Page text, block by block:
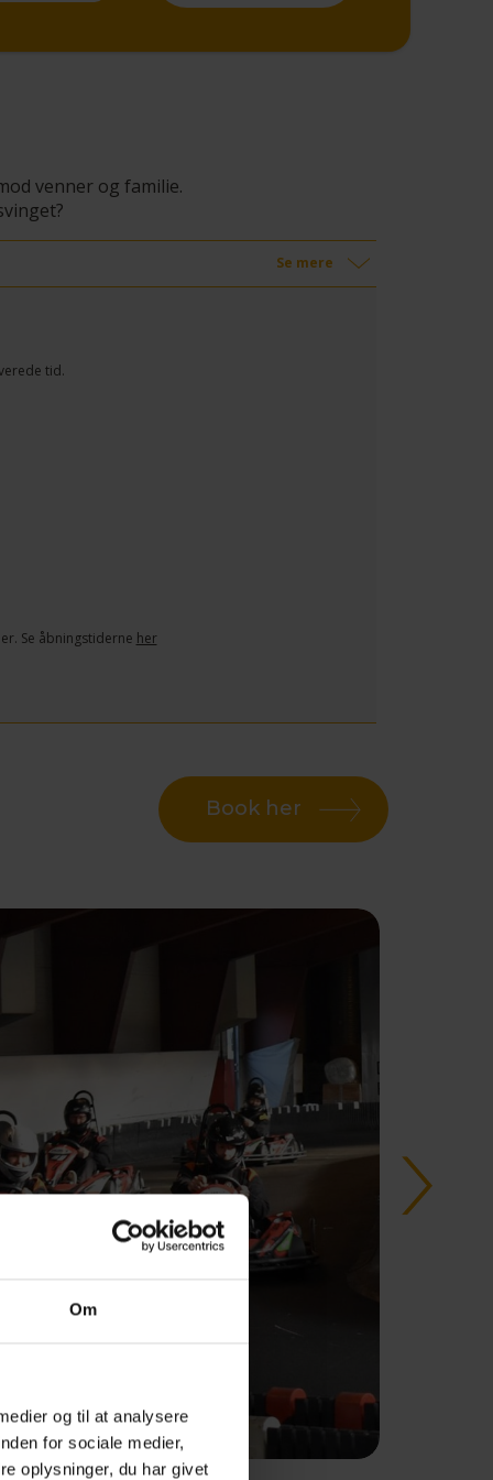
Om
og til at analysere
for sociale medier,
oplysninger, du har givet
venner og familie.
Se mere
tid.
Se åbningstiderne her
Book her
Esbjerg